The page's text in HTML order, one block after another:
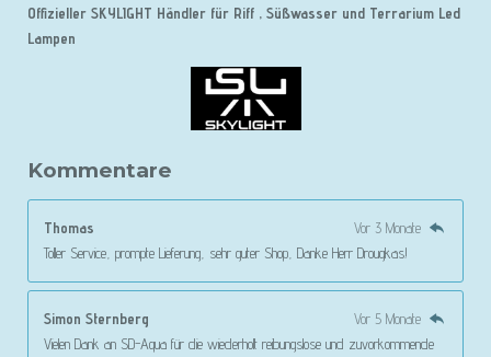
Offizieller SKYLIGHT Händler für Riff , Süßwasser und Terrarium Led
Lampen
Kommentare
Thomas
Vor 3 Monate
Toller Service, prompte Lieferung, sehr guter Shop, Danke Herr Drougkas!
Simon Sternberg
Vor 5 Monate
Vielen Dank an SD-Aqua für die wiederholt reibungslose und zuvorkommende